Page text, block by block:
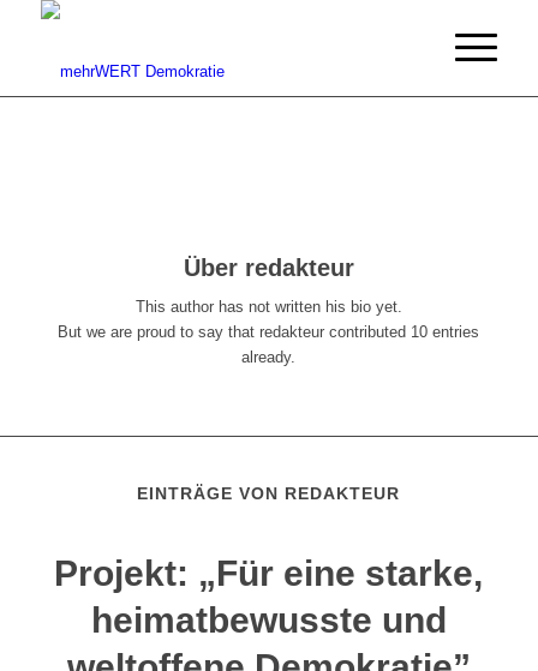
Über redakteur
This author has not written his bio yet.
But we are proud to say thatredakteur contributed 10 entries
already.
EINTRÄGE VON REDAKTEUR
Projekt: „Für eine starke,
heimatbewusste und